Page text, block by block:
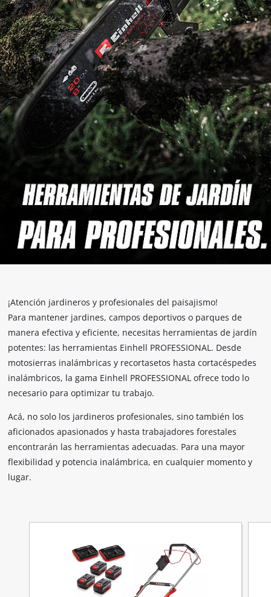
¡Atención jardineros y profesionales del paisajismo!
Para mantener jardines, campos deportivos o parques de
manera efectiva y eficiente, necesitas herramientas de jardín
potentes: las herramientas Einhell PROFESSIONAL. Desde
motosierras inalámbricas y recortasetos hasta cortacéspedes
inalámbricos, la gama Einhell PROFESSIONAL ofrece todo lo
necesario para optimizar tu trabajo.
Acá, no solo los jardineros profesionales, sino también los
aficionados apasionados y hasta trabajadores forestales
encontrarán las herramientas adecuadas. Para una mayor
flexibilidad y potencia inalámbrica, en cualquier momento y
lugar.